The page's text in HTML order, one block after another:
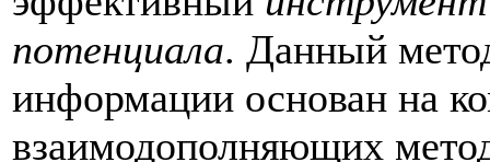
потенциала. Данный
информации основан на
взаимодополняющих